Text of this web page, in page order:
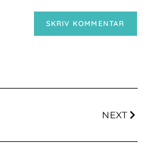
NEXT